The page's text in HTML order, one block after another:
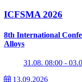
ICFSMA 2026
8th International
Alloys
31.08. 08:00 -
13.09.2026